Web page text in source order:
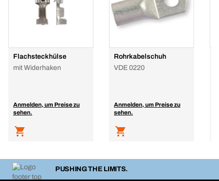
Flachsteckhülse
mit Widerhaken
Anmelden, um Preise zu
sehen.
Rohrkabelschuh
VDE 0220
Anmelden, um Preise zu
sehen.
PUSHING THE LIMITS.